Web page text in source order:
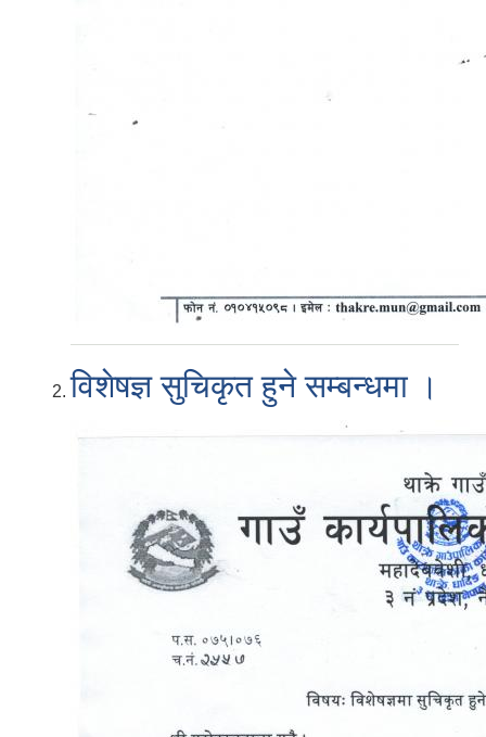
विशेषज्ञ सुचिकृत हुने सम्बन्धमा ।